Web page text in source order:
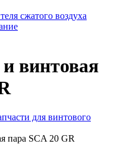
сжатого воздуха
винтовая
для винтового
пара SCA 20 GR